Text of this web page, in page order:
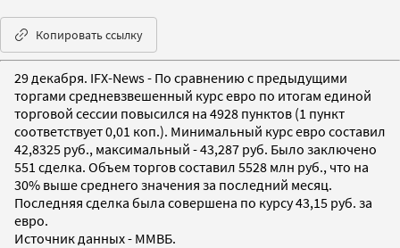
Копировать ссылку
29 декабря. IFX-News - По сравнению с предыдущими
торгами средневзвешенный курс евро по итогам единой
торговой сессии повысился на 4928 пунктов (1 пункт
соответствует 0,01 коп.). Минимальный курс евро составил
42,8325 руб., максимальный - 43,287 руб. Было заключено
551 сделка. Объем торгов составил 5528 млн руб., что на
30% выше среднего значения за последний месяц.
Последняя сделка была совершена по курсу 43,15 руб. за
евро.
Источник данных - ММВБ.